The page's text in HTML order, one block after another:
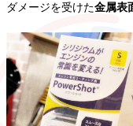
ダメージを受けた金属表